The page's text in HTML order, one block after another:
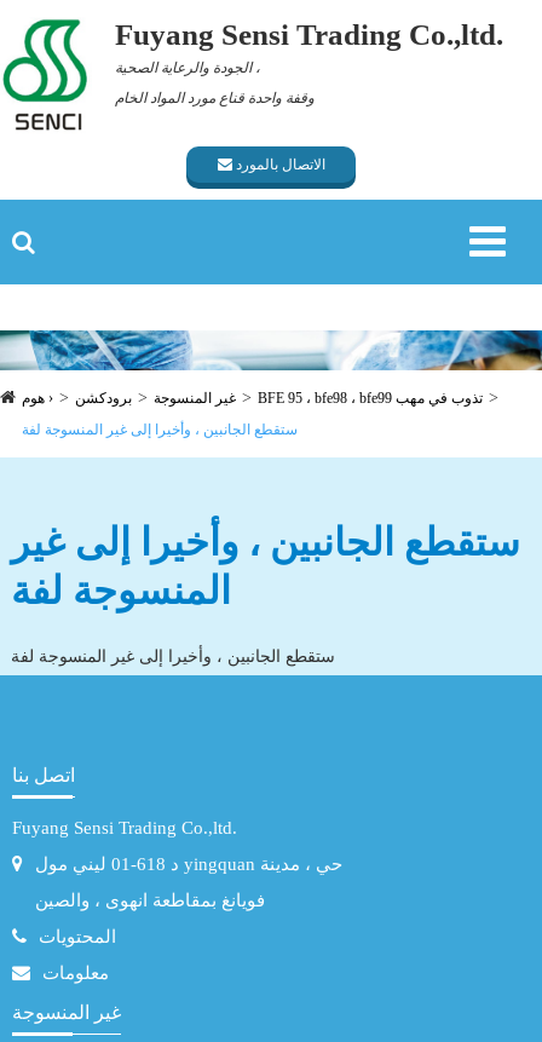
Fuyang Sensi Trading Co.,ltd.
الجودة والرعاية الصحية ،
وقفة واحدة قناع مورد المواد الخام
الاتصال بالمورد
هوم › برودكشن غير المنسوجة
BFE 95 ، bfe98 ، bfe99 تذوب في مهب
ستقطع الجانبين ، وأخيرا إلى غير المنسوجة لفة
ستقطع الجانبين ، وأخيرا إلى غير
المنسوجة لفة
ستقطع الجانبين ، وأخيرا إلى غير المنسوجة لفة
اتصل بنا
Fuyang Sensi Trading Co.,ltd.
د 618-01 ليني مول yingquan حي ، مدينة
فويانغ بمقاطعة انهوى ، والصين
المحتويات
معلومات
غير المنسوجة